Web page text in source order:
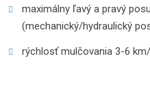
maximálny ľavý a pravý
(mechanický/hydraulický
rýchlosť mulčovania 3-6